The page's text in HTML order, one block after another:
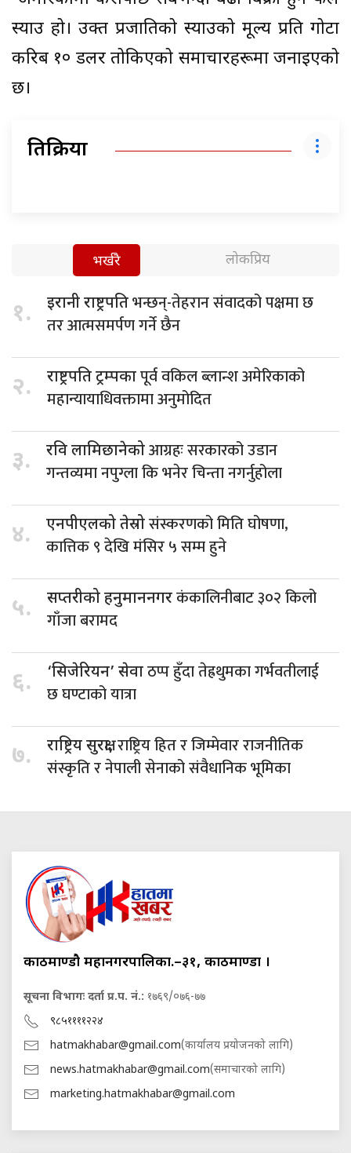
स्याउ हो। उक्त प्रजातिको स्याउको मूल्य प्रति गोटा
करिब १० डलर तोकिएको समाचारहरूमा जनाइएको
छ।
प्रतिक्रिया
भर्खरै लोकप्रिय
१. इरानी राष्ट्रपतिभन्छन्-तेहरान संवादको पक्षमा छ
तर आत्मसमर्पण गर्ने छैन
२. राष्ट्रपति ट्रम्पकापूर्व वकिल ब्लान्श अमेरिकाको
महान्यायाधिवक्तामा अनुमोदित
३. रवि लामिछानेकोआग्रहः सरकारको उडान
गन्तव्यमा नपुग्ला कि भनेर चिन्ता नगर्नुहोला
४. एनपीएलको तेस्रोसंस्करणको मिति घोषणा,
कात्तिक ९ देखि मंसिर ५ सम्म हुने
५. सप्तरीको हनुमाननगरकंकालिनीबाट ३०२ किलो
गाँजा बरामद
६. ‘सिजेरियन’ सेवाठप्प हुँदा तेह्रथुमका गर्भवतीलाई
छ घण्टाको यात्रा
७. राष्ट्रिय सुरक्षा,राष्ट्रिय हित र जिम्मेवार राजनीतिक
संस्कृति र नेपाली सेनाको संवैधानिक भूमिका
काठमाण्डौ महानगरपालिका.–३१, काठमाण्डौं ।
सूचना विभागः दर्ता प्र.प. नं.: १७६९/०७६-७७
९८५११११२२४
hatmakhabar@gmail.com(कार्यालय प्रयोजनको लागि)
news.hatmakhabar@gmail.com(समाचारको लागि)
marketing.hatmakhabar@gmail.com